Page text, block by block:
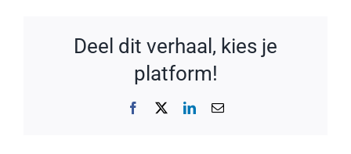
Deel dit verhaal, kies je
platform!
Facebook LinkedIn
E-